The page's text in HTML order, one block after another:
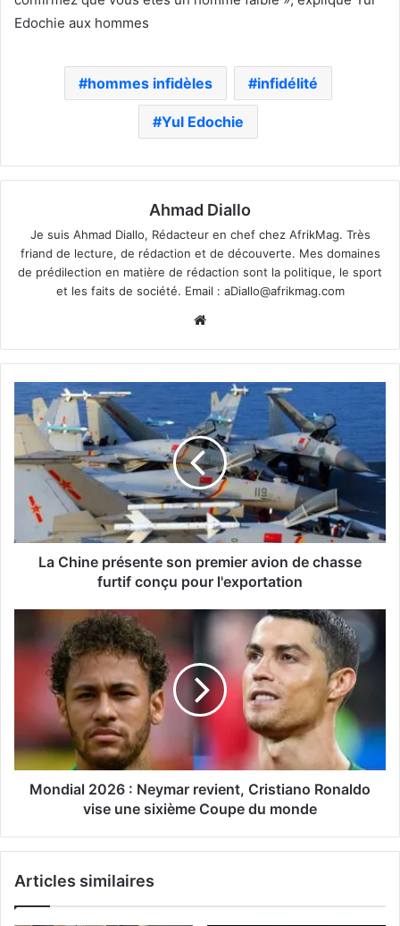
hommes infidèles infidélité
Yul Edochie
Ahmad Diallo
Je suis Ahmad Diallo, Rédacteur en chef chez AfrikMag. Très
friand de lecture, de rédaction et de découverte. Mes domaines
de prédilection en matière de rédaction sont la politique, le sport
et les faits de société. Email : aDiallo@afrikmag.com
La Chine présente son premier avion de chasse
furtif conçu pour l'exportation
Mondial 2026 : Neymar revient, Cristiano Ronaldo
vise une sixième Coupe du monde
Articles similaires